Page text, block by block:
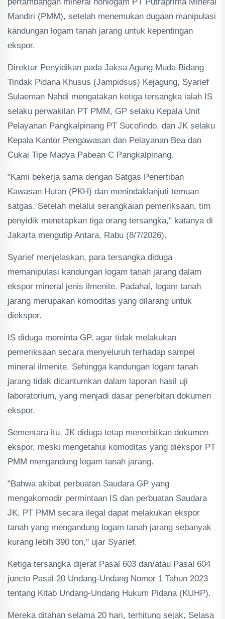
Mandiri (PMM), setelah menemukan dugaan manipulasi
kandungan logam tanah jarang untuk kepentingan
ekspor.
Direktur Penyidikan pada Jaksa Agung Muda Bidang
Tindak Pidana Khusus (Jampidsus) Kejagung, Syarief
Sulaeman Nahdi mengatakan ketiga tersangka ialah IS
selaku perwakilan PT PMM, GP selaku Kepala Unit
Pelayanan Pangkalpinang PT Sucofindo, dan JK selaku
Kepala Kantor Pengawasan dan Pelayanan Bea dan
Cukai Tipe Madya Pabean C Pangkalpinang.
"Kami bekerja sama dengan Satgas Penertiban
Kawasan Hutan (PKH) dan menindaklanjuti temuan
satgas. Setelah melalui serangkaian pemeriksaan, tim
penyidik menetapkan tiga orang tersangka," katanya di
Jakarta mengutip Antara, Rabu (8/7/2026).
Syarief menjelaskan, para tersangka diduga
memanipulasi kandungan logam tanah jarang dalam
ekspor mineral jenis ilmenite. Padahal, logam tanah
jarang merupakan komoditas yang dilarang untuk
diekspor.
IS diduga meminta GP, agar tidak melakukan
pemeriksaan secara menyeluruh terhadap sampel
mineral ilmenite. Sehingga kandungan logam tanah
jarang tidak dicantumkan dalam laporan hasil uji
laboratorium, yang menjadi dasar penerbitan dokumen
ekspor.
Sementara itu, JK diduga tetap menerbitkan dokumen
ekspor, meski mengetahui komoditas yang diekspor PT
PMM mengandung logam tanah jarang.
"Bahwa akibat perbuatan Saudara GP yang
mengakomodir permintaan IS dan perbuatan Saudara
JK, PT PMM secara ilegal dapat melakukan ekspor
tanah yang mengandung logam tanah jarang sebanyak
kurang lebih 390 ton," ujar Syarief.
Ketiga tersangka dijerat Pasal 603 dan/atau Pasal 604
juncto Pasal 20 Undang-Undang Nomor 1 Tahun 2023
tentang Kitab Undang-Undang Hukum Pidana (KUHP).
Mereka ditahan selama 20 hari, terhitung sejak, Selasa